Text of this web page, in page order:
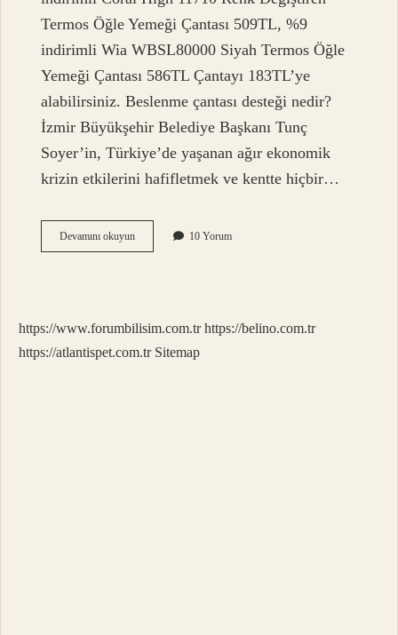
Termos Öğle Yemeği Çantası 509TL, %9
indirimli Wia WBSL80000 Siyah Termos Öğle
Yemeği Çantası 586TL Çantayı 183TL’ye
alabilirsiniz. Beslenme çantası desteği nedir?
İzmir Büyükşehir Belediye Başkanı Tunç
Soyer’in, Türkiye’de yaşanan ağır ekonomik
krizin etkilerini hafifletmek ve kentte hiçbir…
Devamını okuyunBeslenme
Çantası
10 Yorum
https://www.forumbilisim.com.tr https://belino.com.tr
https://atlantispet.com.tr Sitemap